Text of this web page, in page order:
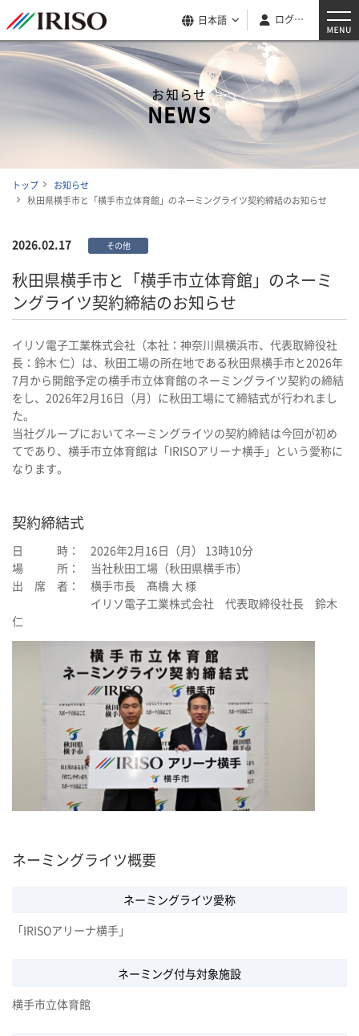
日本語 ログイン
お知らせ
NEWS
トップ
お知らせ
秋田県横手市と「横手市立体育館」のネーミングライツ契約締結のお知らせ
2026.02.17 その他
秋田県横手市と「横手市立体育館」のネーミ
ングライツ契約締結のお知らせ
イリソ電子工業株式会社（本社：神奈川県横浜市、代表取締役社
長：鈴木 仁）は、秋田工場の所在地である秋田県横手市と2026年
7月から開館予定の横手市立体育館のネーミングライツ契約の締結
をし、2026年2月16日（月）に秋田工場にて締結式が行われまし
た。
当社グループにおいてネーミングライツの契約締結は今回が初め
てであり、横手市立体育館は「IRISOアリーナ横手」という愛称に
なります。
契約締結式
日 時： 2026年2月16日（月） 13時10分
場 所： 当社秋田工場（秋田県横手市）
出 席 者： 横手市長 髙橋 大 様
イリソ電子工業株式会社 代表取締役社長 鈴木
仁
ネーミングライツ概要
ネーミングライツ愛称
「IRISOアリーナ横手」
ネーミング付与対象施設
横手市立体育館